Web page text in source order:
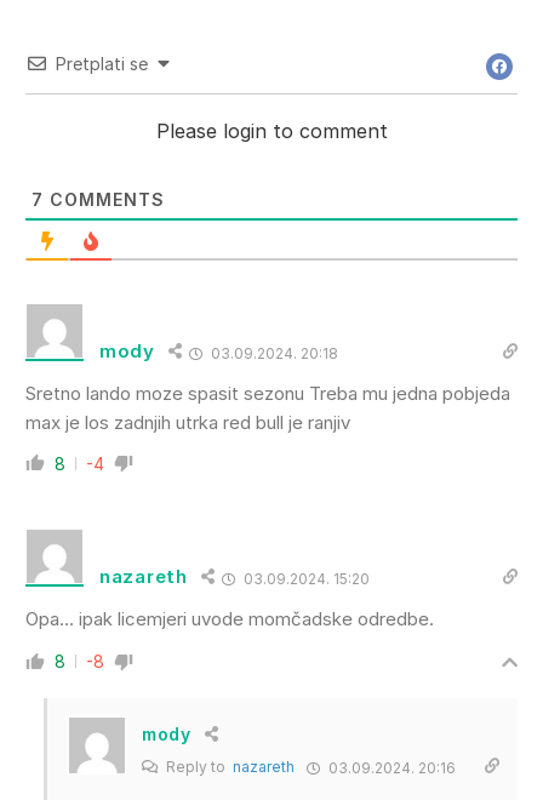
Pretplati se
Please login to comment
7 COMMENTS
mody 03.09.2024. 20:18
Sretno lando moze spasit sezonu Treba mu jedna pobjeda
max je los zadnjih utrka red bull je ranjiv
8 -4
nazareth 03.09.2024. 15:20
Opa… ipak licemjeri uvode momčadske odredbe.
8 -8
mody
Reply to nazareth 03.09.2024. 20:16